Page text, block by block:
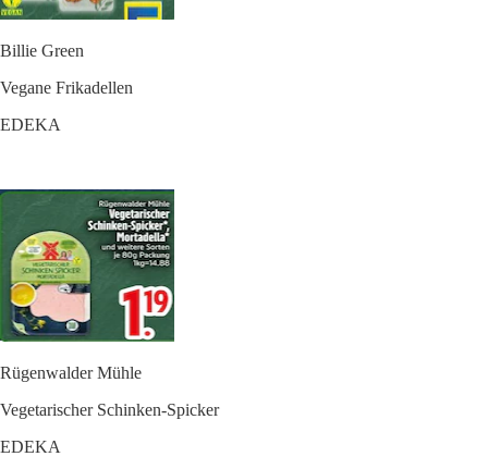
Billie Green
Vegane Frikadellen
EDEKA
Rügenwalder Mühle
Vegetarischer Schinken-Spicker
EDEKA